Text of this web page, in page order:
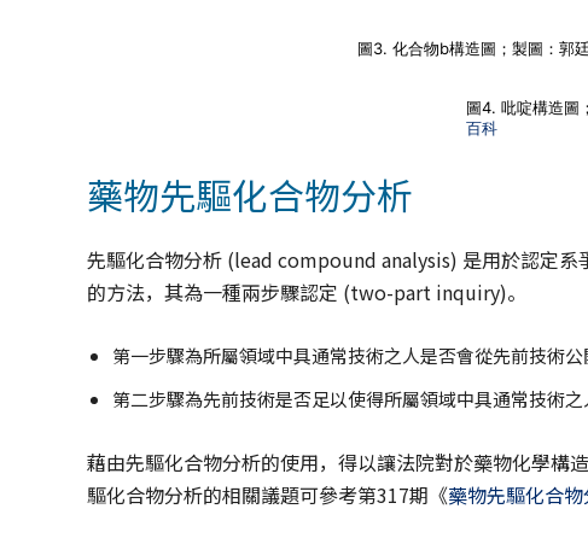
圖3. 化合物b構造圖；製圖：郭
圖4. 吡啶構造圖
百科
藥物先驅化合物分析
先驅化合物分析 (lead compound analysis) 是用於認定
的方法，其為一種兩步驟認定 (two-part inquiry)。
第一步驟為所屬領域中具通常技術之人是否會從先前技術
第二步驟為先前技術是否足以使得所屬領域中具通常技術
藉由先驅化合物分析的使用，得以讓法院對於藥物化學構
驅化合物分析的相關議題可參考第317期《藥物先驅化合